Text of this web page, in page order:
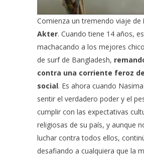
Comienza un tremendo viaje de
Akter. Cuando tiene 14 años,
machacando a los mejores
de surf de Bangladesh,
contra una corriente feroz
social. Es ahora cuando
sentir el verdadero poder y el
cumplir con las expectativas
religiosas de su país, y aunque
luchar contra todos ellos,
desafiando a cualquiera que la